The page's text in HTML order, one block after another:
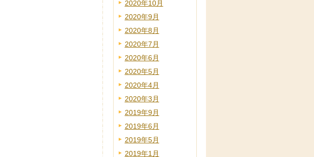
2020年10月
2020年9月
2020年8月
2020年7月
2020年6月
2020年5月
2020年4月
2020年3月
2019年9月
2019年6月
2019年5月
2019年1月